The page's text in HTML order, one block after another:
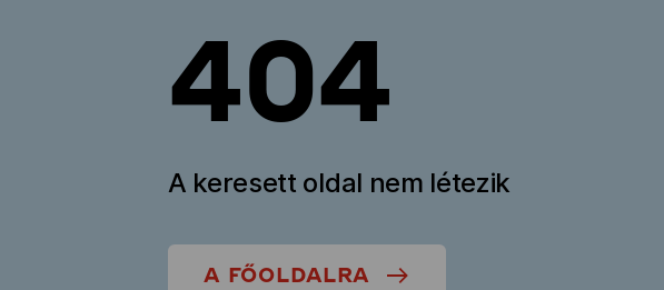
404
A keresett oldal nem létezik
A FŐOLDALRA